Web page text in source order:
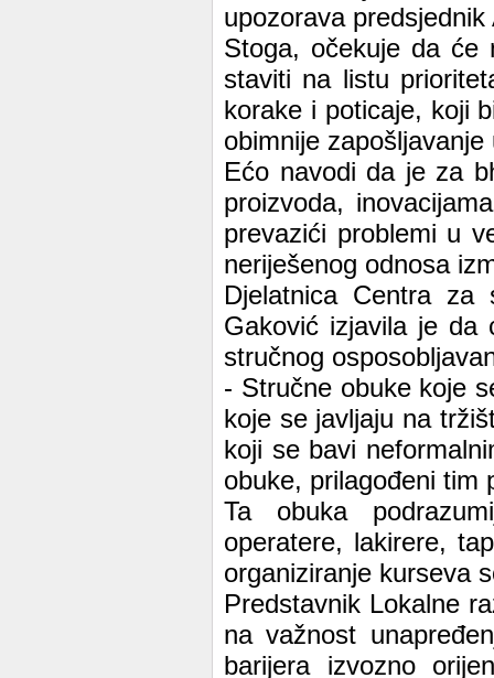
upozorava
Stoga, očekuje da će
staviti na listu
korake i poticaje, koji
obimnije
Ećo navodi da je za
proizvoda,
prevazići problemi u
neriješenog odnosa
Djelatnica Centra za
Gaković izjavila je da
stručnog
- Stručne obuke koje
koje se javljaju na
koji se bavi
obuke, prilagođeni tim
Ta obuka
operatere, lakirere,
organiziranje kurseva
Predstavnik Lokalne
na važnost
barijera izvozno